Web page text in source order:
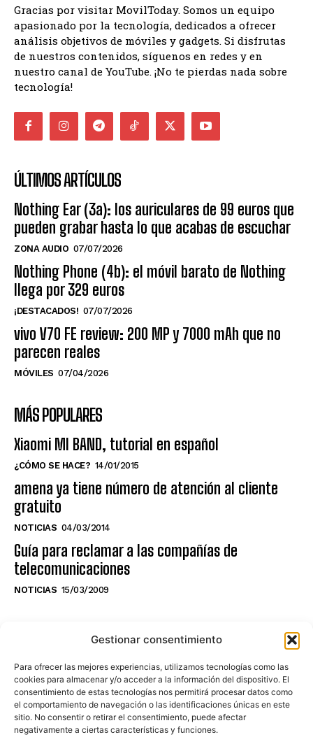
Gestionar consentimiento
Para ofrecer las mejores experiencias, utilizamos tecnologías como las
cookies para almacenar y/o acceder a la información del dispositivo. El
consentimiento de estas tecnologías nos permitirá procesar datos como
el comportamiento de navegación o las identificaciones únicas en este
sitio. No consentir o retirar el consentimiento, puede afectar
negativamente a ciertas características y funciones.
Gracias por visitar MovilToday. Somos un equipo
apasionado por la tecnología, dedicados a ofrecer
análisis objetivos de móviles y gadgets. Si disfrutas
de nuestros contenidos, síguenos en redes y en
nuestro canal de YouTube. ¡No te pierdas nada sobre
tecnología!
ÚLTIMOS ARTÍCULOS
Nothing Ear (3a): los auriculares de 99 euros que
pueden grabar hasta lo que acabas de escuchar
ZONA AUDIO 07/07/2026
Nothing Phone (4b): el móvil barato de Nothing
llega por 329 euros
¡DESTACADOS! 07/07/2026
vivo V70 FE review: 200 MP y 7000 mAh que no
parecen reales
MÓVILES 07/04/2026
MÁS POPULARES
Xiaomi MI BAND, tutorial en español
¿CÓMO SE HACE? 14/01/2015
amena ya tiene número de atención al cliente
gratuito
NOTICIAS 04/03/2014
Guía para reclamar a las compañías de
telecomunicaciones
NOTICIAS 15/03/2009
NO TE PIERDAS LO ÚLTIMO DEL CANAL
Haz clic en «Estoy de acuerdo» para
activar Youtube